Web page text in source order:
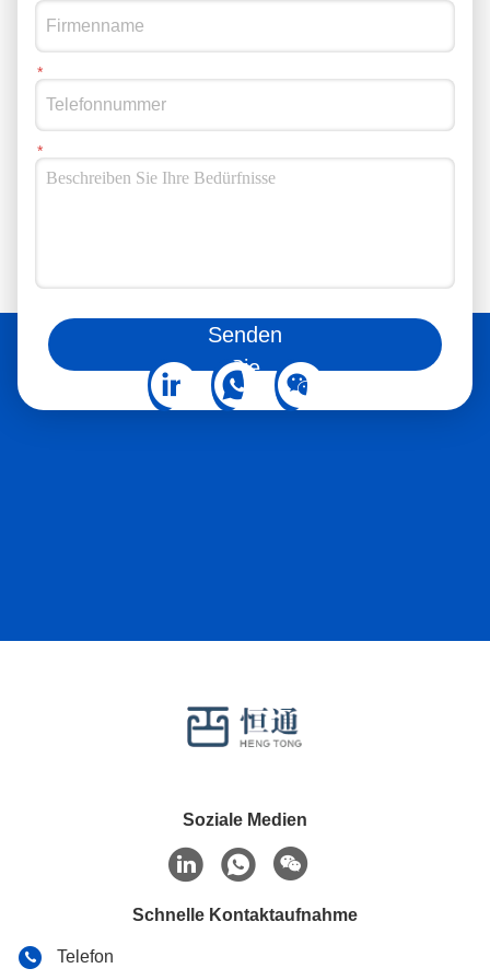
Senden
Sie
Sie können uns auch auf sozialen Medien folgen.
Soziale Medien
Schnelle Kontaktaufnahme
Telefon